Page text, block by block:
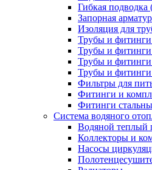
Гибкая подводка
Запорная
Изоляция для
Трубы и
Трубы и фитинги
Трубы и
Трубы и
Фильтры для
Фитинги и
Фитинги
Система водяного
Водяной теплый
Коллекторы и
Насосы